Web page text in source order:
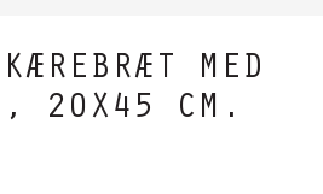
MED
20X45 CM.